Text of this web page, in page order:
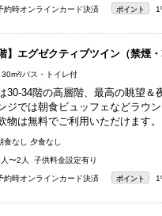
約時オンラインカード決済 ポイント
】エグゼクティブツイン（禁煙・
30m²/バス・トイレ付
30-34階の高層階、最高の眺望＆
ジでは朝食ビュッフェなどラウ
物は無料でご利用いただけます。
食なし 夕食なし
人〜2人 子供料金設定有り
約時オンラインカード決済 ポイント